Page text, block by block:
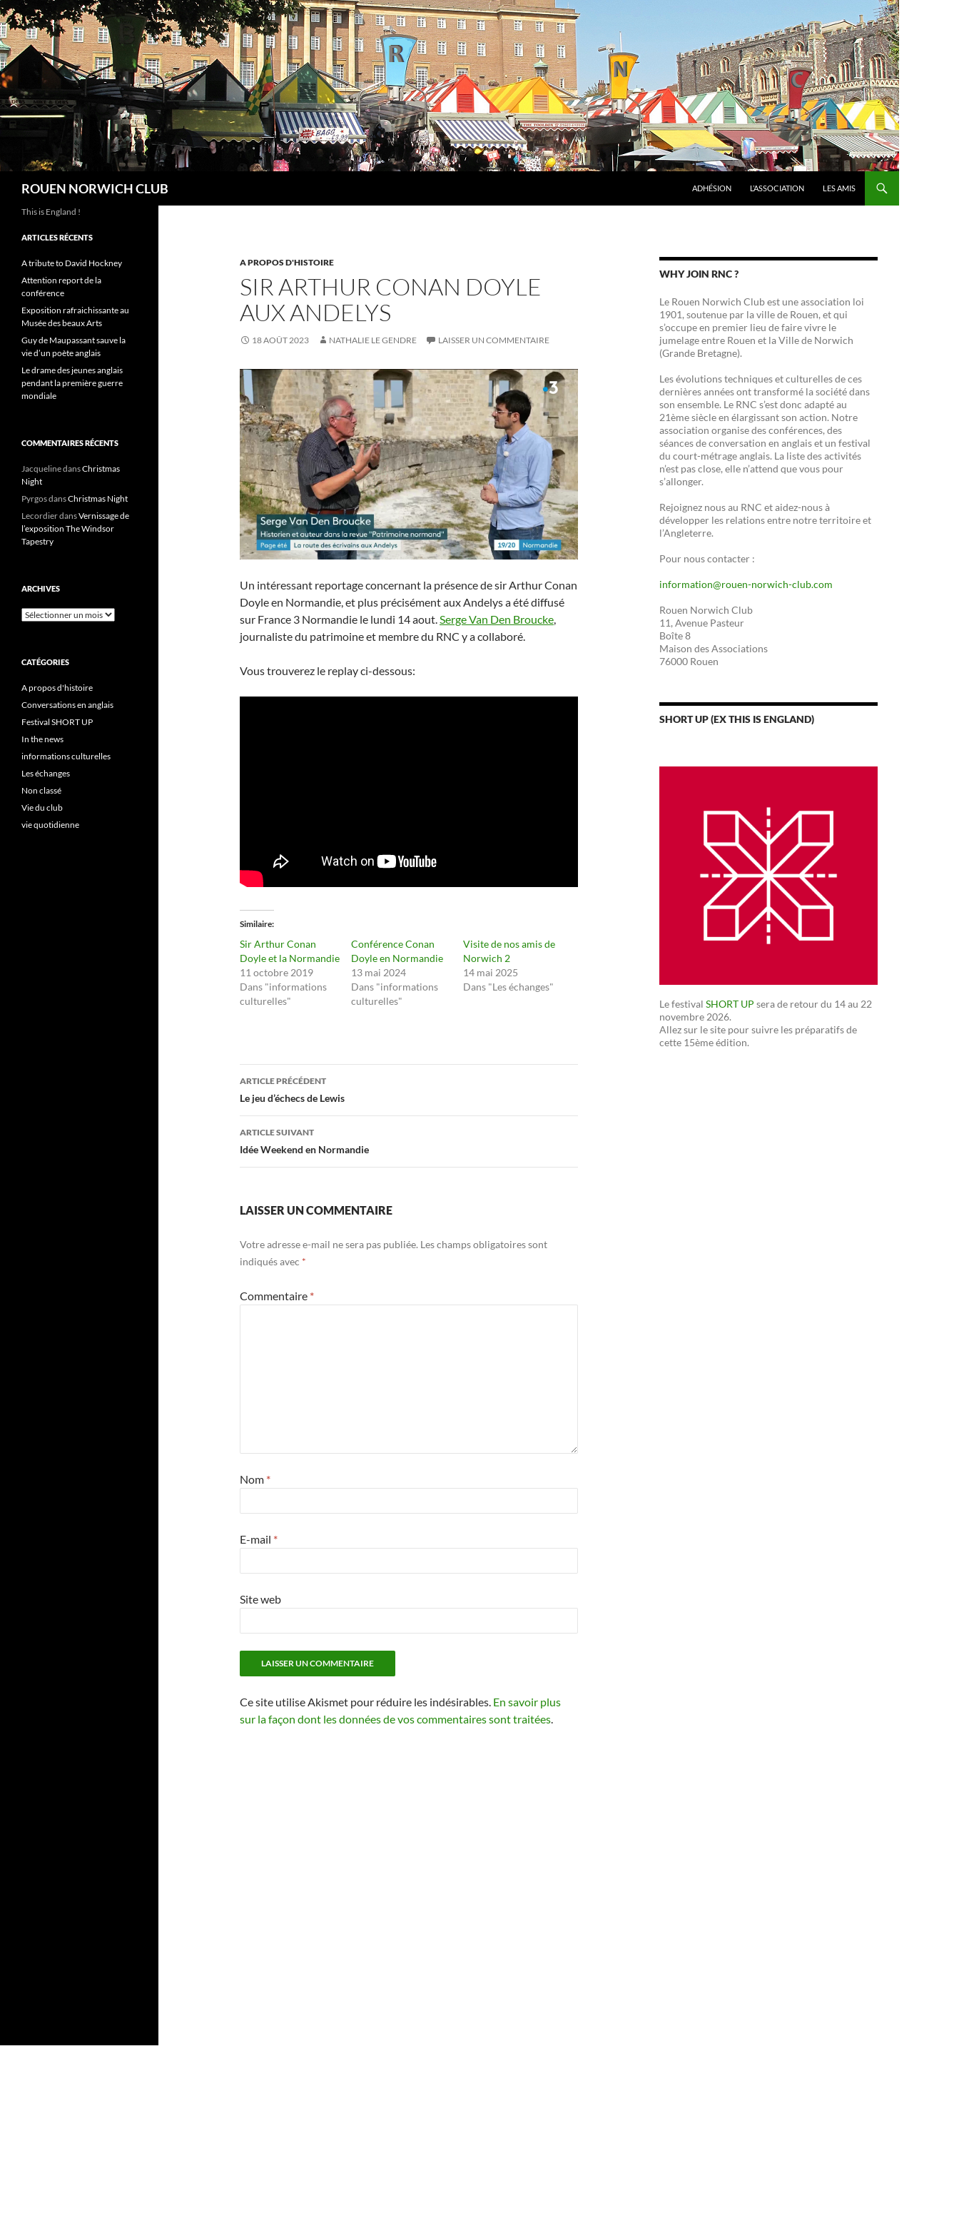
Aller
au
contenu
ROUEN NORWICH CLUB ADHÉSION L’ASSOCIATION LES AMIS
A PROPOS D'HISTOIRE
SIR ARTHUR CONAN DOYLE
AUX ANDELYS
18 AOÛT 2023 NATHALIE LE GENDRE LAISSER UN COMMENTAIRE
Un intéressant reportage concernant la présence de sir Arthur Conan
Doyle en Normandie, et plus précisément aux Andelys a été diffusé
sur France 3 Normandie le lundi 14 aout.Serge Van Den Broucke,
journaliste du patrimoine et membre du RNC y a collaboré.
Vous trouverez le replay ci-dessous:
Similaire
Sir Arthur Conan
Doyle et la Normandie
11 octobre 2019
Dans "informations
culturelles"
Conférence Conan
Doyle en Normandie
13 mai 2024
Dans "informations
culturelles"
Visite de nos amis de
Norwich 2
14 mai 2025
Dans "Les échanges"
Navigation
des
articles
ARTICLE PRÉCÉDENT
Le jeu d’échecs de Lewis
ARTICLE SUIVANT
Idée Weekend en Normandie
LAISSER UN COMMENTAIRE
Votre adresse e-mail ne sera pas publiée. Les champs obligatoires sont
indiqués avec *
Commentaire *
Nom *
E-mail *
Site web
Ce site utilise Akismet pour réduire les indésirables. En savoir plus
sur la façon dont les données de vos commentaires sont traitées
WHY JOIN RNC ?
Le Rouen Norwich Club est une association loi
1901, soutenue par la ville de Rouen, et qui
s’occupe en premier lieu de faire vivre le
jumelage entre Rouen et la Ville de Norwich
(Grande Bretagne).
Les évolutions techniques et culturelles de ces
dernières années ont transformé la société dans
son ensemble. Le RNC s’est donc adapté au
21ème siècle en élargissant son action. Notre
association organise des conférences, des
séances de conversation en anglais et un festival
du court-métrage anglais. La liste des activités
n’est pas close, elle n’attend que vous pour
s’allonger.
Rejoignez nous au RNC et aidez-nous à
développer les relations entre notre territoire et
l’Angleterre.
Pour nous contacter :
information@rouen-norwich-club.com
Rouen Norwich Club
11, Avenue Pasteur
Boîte 8
Maison des Associations
76000 Rouen
SHORT UP (EX THIS IS ENGLAND)
Le festival SHORT UP sera de retour du 14 au 22
novembre 2026.
Allez sur le site pour suivre les préparatifs de
cette 15ème édition.
This is England !
ARTICLES RÉCENTS
A tribute to David Hockney
Attention report de la
conférence
Exposition rafraichissante au
Musée des beaux Arts
Guy de Maupassant sauve la
vie d’un poète anglais
Le drame des jeunes anglais
pendant la première guerre
mondiale
COMMENTAIRES RÉCENTS
JacquelinedansChristmas
Night
PyrgosdansChristmas Night
LecordierdansVernissage de
l’exposition The Windsor
Tapestry
ARCHIVES
Archives
CATÉGORIES
A propos d'histoire
Conversations en anglais
Festival SHORT UP
In the news
informations culturelles
Les échanges
Non classé
Vie du club
vie quotidienne